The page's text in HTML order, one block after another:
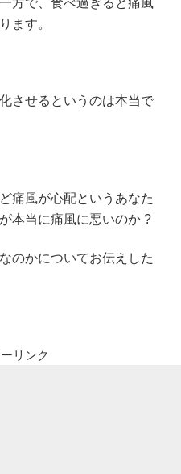
ます。
させるというのは本当で
痛風が心配というあなた
本当に痛風に悪いのか ?
のかについてお伝えした
リンク